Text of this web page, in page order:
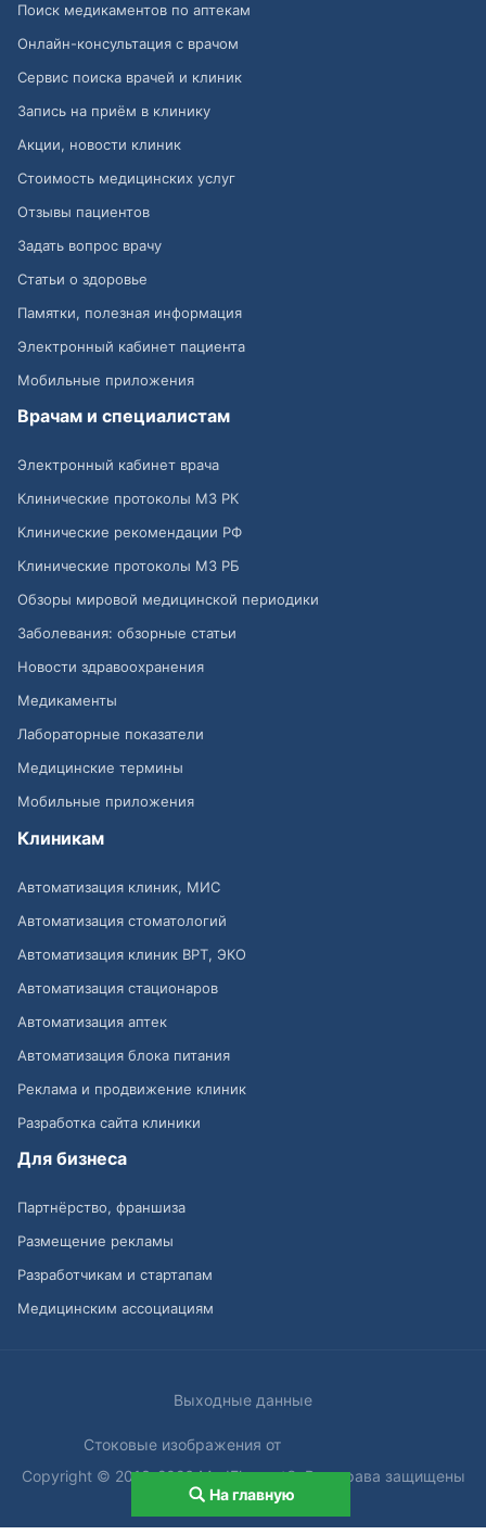
Поиск медикаментов по аптекам
Онлайн-консультация с врачом
Сервис поиска врачей и клиник
Запись на приём в клинику
Акции, новости клиник
Стоимость медицинских услуг
Отзывы пациентов
Задать вопрос врачу
Статьи о здоровье
Памятки, полезная информация
Электронный кабинет пациента
Мобильные приложения
Врачам и специалистам
Электронный кабинет врача
Клинические протоколы МЗ РК
Клинические рекомендации РФ
Клинические протоколы МЗ РБ
Обзоры мировой медицинской периодики
Заболевания: обзорные статьи
Новости здравоохранения
Медикаменты
Лабораторные показатели
Медицинские термины
Мобильные приложения
Клиникам
Автоматизация клиник, МИС
Автоматизация стоматологий
Автоматизация клиник ВРТ, ЭКО
Автоматизация стационаров
Автоматизация аптек
Автоматизация блока питания
Реклама и продвижение клиник
Разработка сайта клиники
Для бизнеса
Партнёрство, франшиза
Размещение рекламы
Разработчикам и стартапам
Медицинским ассоциациям
Выходные данные
Стоковые изображения от
Copyright © 2013-2026 MedElement®. Все права защищены
18+
На главную